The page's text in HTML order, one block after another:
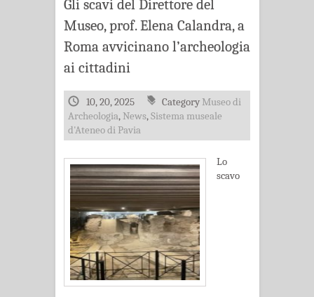
Gli scavi del Direttore del
Museo, prof. Elena Calandra, a
Roma avvicinano l’archeologia
ai cittadini
10, 20, 2025 Category Museo di
Archeologia, News,Sistema museale
d'Ateneo di Pavia
Lo
scavo